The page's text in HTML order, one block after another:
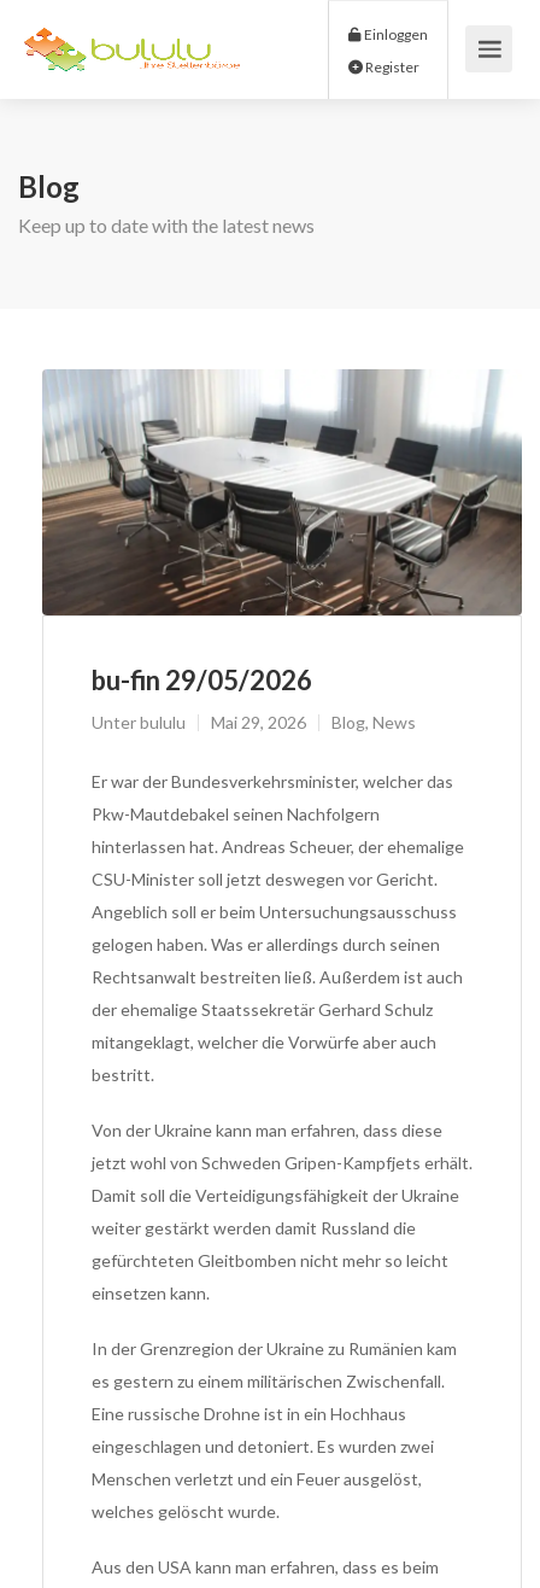
Einloggen
Blog
Keep up to date with the latest news
bu-fin 29/05/2026
Unterbululu Mai 29, 2026 Blog, News
Er war der Bundesverkehrsminister, welcher das
Pkw-Mautdebakel seinen Nachfolgern
hinterlassen hat. Andreas Scheuer, der ehemalige
CSU-Minister soll jetzt deswegen vor Gericht.
Angeblich soll er beim Untersuchungsausschuss
gelogen haben. Was er allerdings durch seinen
Rechtsanwalt bestreiten ließ. Außerdem ist auch
der ehemalige Staatssekretär Gerhard Schulz
mitangeklagt, welcher die Vorwürfe aber auch
bestritt.
Von der Ukraine kann man erfahren, dass diese
jetzt wohl von Schweden Gripen-Kampfjets erhält.
Damit soll die Verteidigungsfähigkeit der Ukraine
weiter gestärkt werden damit Russland die
gefürchteten Gleitbomben nicht mehr so leicht
einsetzen kann.
In der Grenzregion der Ukraine zu Rumänien kam
es gestern zu einem militärischen Zwischenfall.
Eine russische Drohne ist in ein Hochhaus
eingeschlagen und detoniert. Es wurden zwei
Menschen verletzt und ein Feuer ausgelöst,
welches gelöscht wurde.
Aus den USA kann man erfahren, dass es beim